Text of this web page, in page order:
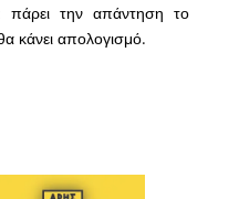
την απάντηση το
κάνει απολογισμό.